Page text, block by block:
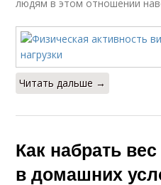
людям в этом отношении
Читать дальше →
Как набрать
в домашних